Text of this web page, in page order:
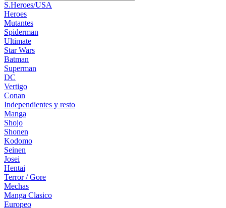
S.Heroes/USA
Heroes
Mutantes
Spiderman
Ultimate
Star Wars
Batman
Superman
DC
Vertigo
Conan
Independientes y resto
Manga
Shojo
Shonen
Kodomo
Seinen
Josei
Hentai
Terror / Gore
Mechas
Manga Clasico
Europeo